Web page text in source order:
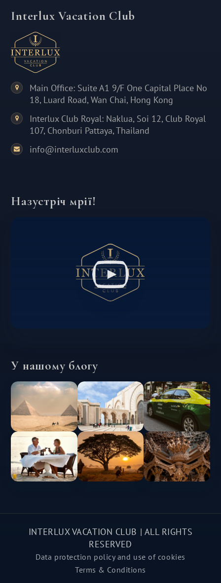
Interlux Vacation Club
Main Office: Suite A1 9/F One Capital Place No
18, Luard Road, Wan Chai, Hong Kong
Interlux Club Royal: Naklua, Soi 12, Club Royal
107, Chonburi Pattaya, Thailand
info@interluxclub.com
Назустріч мрії!
У нашому блогу
INTERLUX VACATION CLUB | ALL RIGHTS
RESERVED
Data protection policy and use of cookies
Terms & Conditions